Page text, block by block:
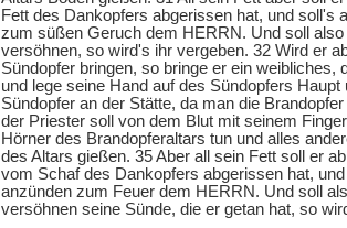
Fett des Dankopfers abgerissen hat, und soll's
zum süßen Geruch dem HERRN. Und soll
versöhnen, so wird's ihr vergeben. 32 Wird er
Sündopfer bringen, so bringe er ein weibliches,
und lege seine Hand auf des Sündopfers
Sündopfer an der Stätte, da man die
der Priester soll von dem Blut mit seinem
Hörner des Brandopferaltars tun und alles
des Altars gießen. 35 Aber all sein Fett soll er
vom Schaf des Dankopfers abgerissen hat,
anzünden zum Feuer dem HERRN. Und soll
versöhnen seine Sünde, die er getan hat, so